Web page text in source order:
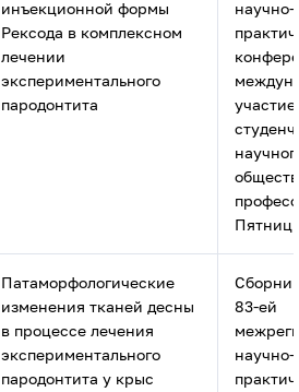
инъекционной формы
Рексода в комплексном
лечении
экспериментального
пародонтита
научно-
Патаморфологические
изменения тканей десны
в процессе лечения
экспериментального
пародонтита у крыс
83-ей
научно-